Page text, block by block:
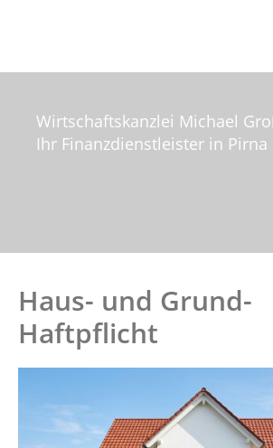
Wirtschaftskanzlei Michael
Ihr Finanzdienstleister in Pirna
Haus- und Grund-
Haftpflicht